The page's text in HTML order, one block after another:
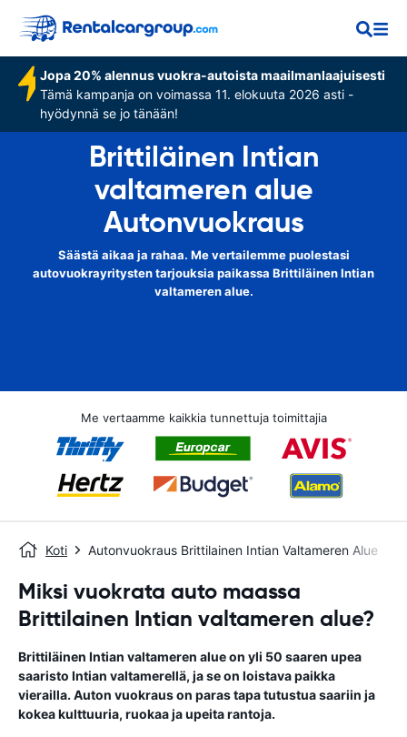
Jopa 20% alennus vuokra-autoista maailmanlaajuisesti
Tämä kampanja on voimassa 11. elokuuta 2026 asti -
hyödynnä se jo tänään!
Brittiläinen Intian
valtameren alue
Autonvuokraus
Säästä aikaa ja rahaa. Me vertailemme puolestasi
autovuokrayritysten tarjouksia paikassa Brittiläinen Intian
valtameren alue.
Me vertaamme kaikkia tunnettuja toimittajia
Koti Autonvuokraus Brittilainen Intian Valtameren Alue
Miksi vuokrata auto maassa
Brittilainen Intian valtameren alue?
Brittiläinen Intian valtameren alue on yli 50 saaren upea
saaristo Intian valtamerellä, ja se on loistava paikka
vierailla. Auton vuokraus on paras tapa tutustua saariin ja
kokea kulttuuria, ruokaa ja upeita rantoja.